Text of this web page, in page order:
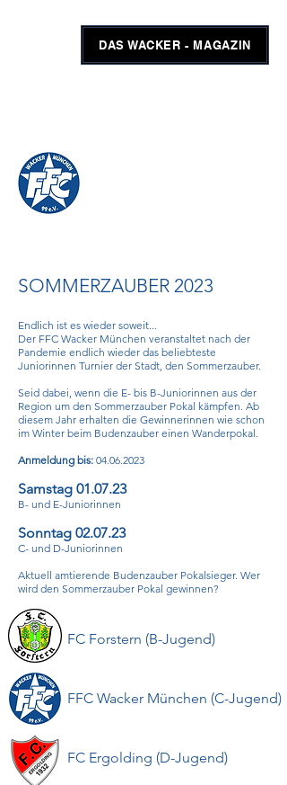
DAS WACKER - MAGAZIN
SOMMERZAUBER 2023
Endlich ist es wieder soweit...
Der FFC Wacker München veranstaltet nach der
Pandemie endlich wieder das beliebteste
Juniorinnen Turnier der Stadt, den Sommerzauber.
Seid dabei, wenn die E- bis B-Juniorinnen aus der
Region um den Sommerzauber Pokal kämpfen. Ab
diesem Jahr erhalten die Gewinnerinnen wie schon
im Winter beim Budenzauber einen Wanderpokal.
Anmeldung bis: 04.06.2023
Samstag 01.07.23
B- und E-Juniorinnen
Sonntag 02.07.23
C- und D-Juniorinnen
Aktuell amtierende Budenzauber Pokalsieger. Wer
wird den Sommerzauber Pokal gewinnen?
FC Forstern (B-Jugend)
FFC Wacker München (C-Jugend)
FC Ergolding (D-Jugend)